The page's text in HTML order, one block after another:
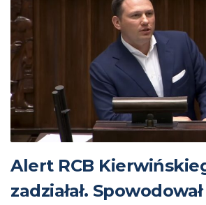
Alert RCB
zadziałał.